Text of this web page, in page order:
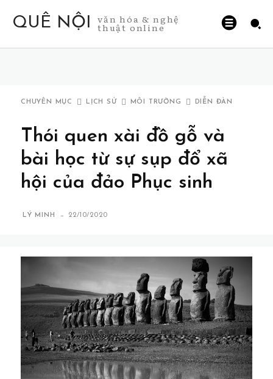
QUÊ NỘI văn hóa & nghệ
thuật online
CHUYÊN MỤC LỊCH SỬ MÔI TRƯỜNG DIỄN ĐÀN
Thói quen xài đồ gỗ và
bài học từ sự sụp đổ xã
hội của đảo Phục sinh
LÝ MINH - 22/10/2020